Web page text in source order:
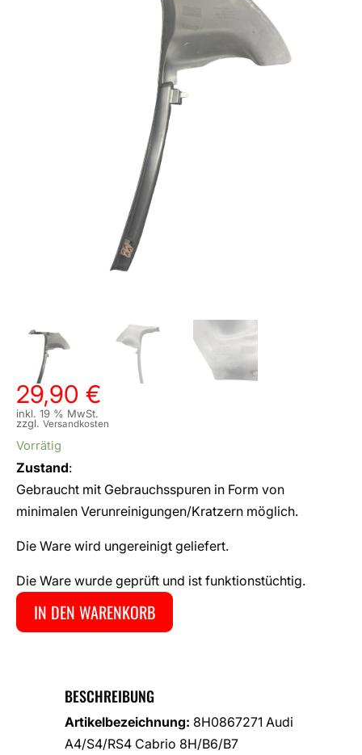
29,90 €
inkl. 19 % MwSt.
zzgl. Versandkosten
Vorrätig
Zustand:
Gebraucht mit Gebrauchsspuren in Form von
minimalen Verunreinigungen/Kratzern möglich.
Die Ware wird ungereinigt geliefert.
Die Ware wurde geprüft und ist funktionstüchtig.
IN DEN WARENKORB
BESCHREIBUNG
Artikelbezeichnung: 8H0867271 Audi
A4/S4/RS4 Cabrio 8H/B6/B7